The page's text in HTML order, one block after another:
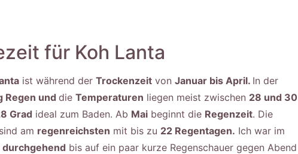
für Koh Lanta
ist während der Trockenzeit von Januar bis April. In der
Regen und die Temperaturen liegen meist zwischen 28 und 30
Grad ideal zum Baden. Ab Mai beginnt die Regenzeit. Die
sind am regenreichsten mit bis zu 22 Regentagen. Ich war im
durchgehend bis auf ein paar kurze Regenschauer gegen Abend